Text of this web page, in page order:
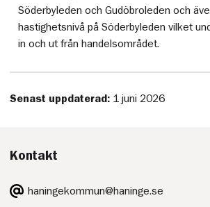
Söderbyleden och Gudöbroleden och
hastighetsnivå på Söderbyleden vilket
in och ut från handelsområdet.
Senast uppdaterad: 1 juni 2026
Kontakt
E-
post:
haningekommun@haninge.se